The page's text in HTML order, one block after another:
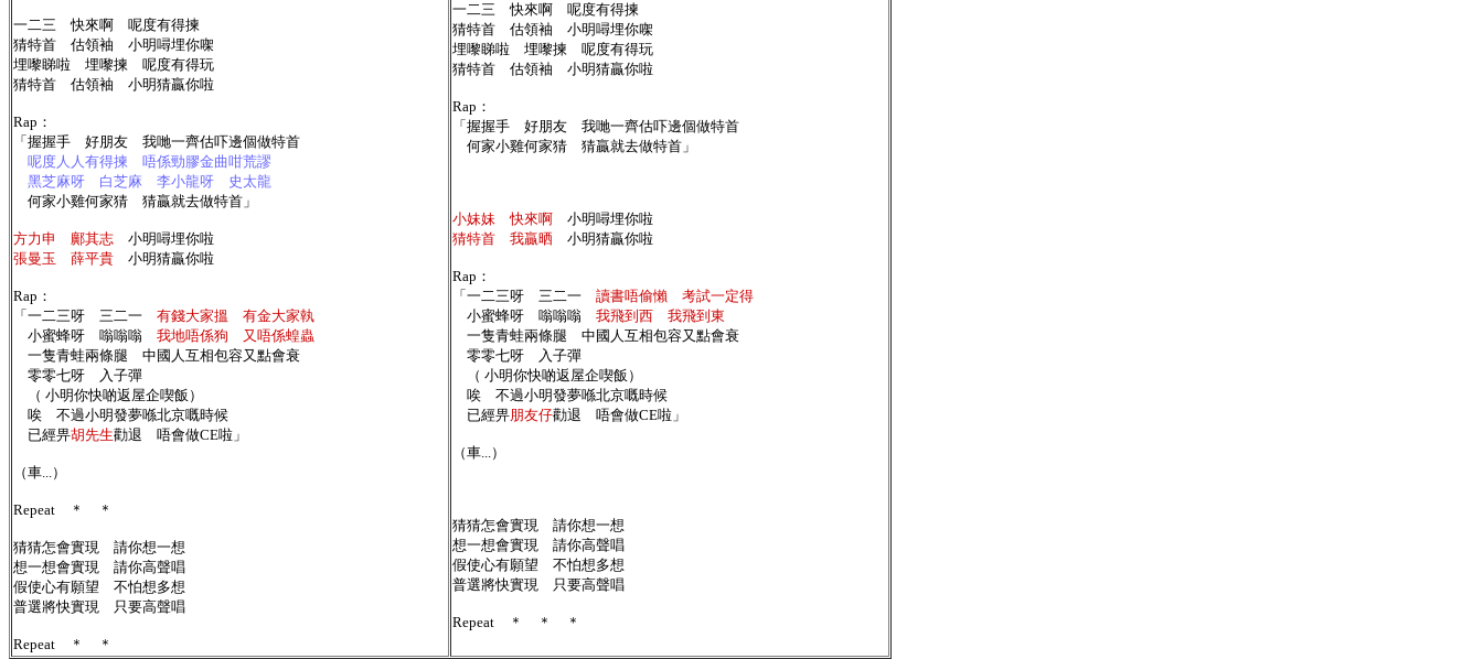
一二三 快來啊 呢度有得揀
猜特首 估領袖 小明噚埋你㗎
埋嚟睇啦 埋嚟揀 呢度有得玩
猜特首 估領袖 小明猜贏你啦
Rap：
「 握握手 好朋友 我哋一齊估吓邊個做特首
呢度人人有得揀 唔係勁膠金曲咁荒謬
黑芝麻呀 白芝麻 李小龍呀 史太龍
何家小雞何家猜 猜贏就去做特首」
方力申 鄺其志 小明噚埋你啦
張曼玉 薛平貴 小明猜贏你啦
Rap：
「 一二三呀 三二一 有錢大家搵 有金大家執
小蜜蜂呀 嗡嗡嗡 我地唔係狗 又唔係蝗蟲
一隻青蛙兩條腿 中國人互相包容又點會衰
零零七呀 入子彈
（ 小明你快啲返屋企喫飯）
唉 不過小明發夢喺北京嘅時候
已經畀胡先生勸退 唔會做CE啦」
（車...）
Repeat ＊ ＊
猜猜怎會實現 請你想一想
想一想會實現 請你高聲唱
假使心有願望 不怕想多想
普選將快實現 只要高聲唱
Repeat ＊ ＊
一二三 快來啊 呢度有得揀
猜特首 估領袖 小明噚埋你㗎
埋嚟睇啦 埋嚟揀 呢度有得玩
猜特首 估領袖 小明猜贏你啦
Rap：
「 握握手 好朋友 我哋一齊估吓邊個做特首
何家小雞何家猜 猜贏就去做特首」
小妹妹 快來啊 小明噚埋你啦
猜特首 我贏晒 小明猜贏你啦
Rap：
「 一二三呀 三二一 讀書唔偷懶 考試一定得
小蜜蜂呀 嗡嗡嗡 我飛到西 我飛到東
一隻青蛙兩條腿 中國人互相包容又點會衰
零零七呀 入子彈
（ 小明你快啲返屋企喫飯）
唉 不過小明發夢喺北京嘅時候
已經畀朋友仔勸退 唔會做CE啦」
（車...）
猜猜怎會實現 請你想一想
想一想會實現 請你高聲唱
假使心有願望 不怕想多想
普選將快實現 只要高聲唱
Repeat ＊ ＊ ＊